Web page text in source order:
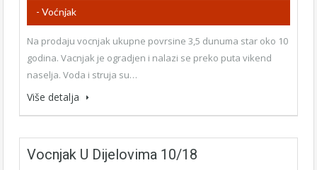
- Voćnjak
Na prodaju vocnjak ukupne povrsine 3,5 dunuma star oko 10
godina. Vacnjak je ogradjen i nalazi se preko puta vikend
naselja. Voda i struja su…
Više detalja
Vocnjak U Dijelovima 10/18